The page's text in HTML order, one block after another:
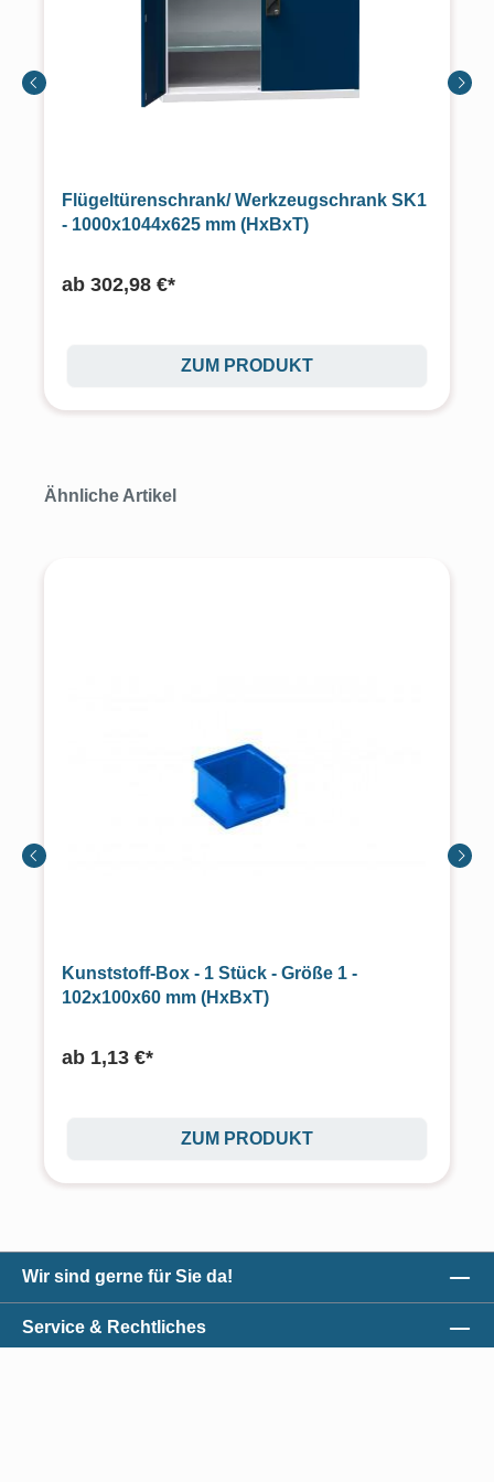
Flügeltürenschrank/ Werkzeugschrank SK1
- 1000x1044x625 mm (HxBxT)
ab 302,98 €*
ZUM PRODUKT
Produktgalerie überspringen
Ähnliche Artikel
Kunststoff-Box - 1 Stück - Größe 1 -
102x100x60 mm (HxBxT)
ab 1,13 €*
ZUM PRODUKT
Wir sind gerne für Sie da!
Service & Rechtliches